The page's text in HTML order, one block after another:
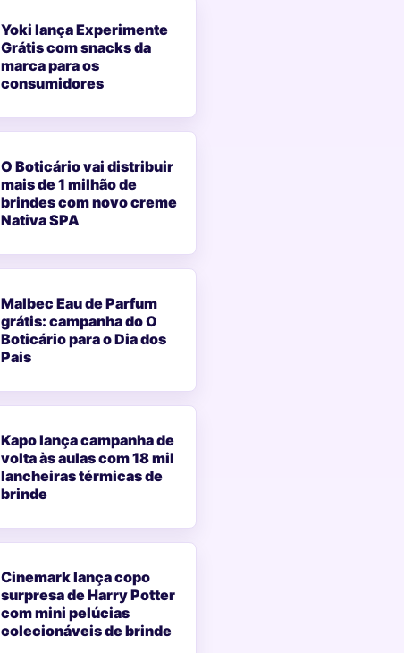
Yoki lança Experimente
Grátis com snacks da
marca para os
consumidores
O Boticário vai distribuir
mais de 1 milhão de
brindes com novo creme
Nativa SPA
Malbec Eau de Parfum
grátis: campanha do O
Boticário para o Dia dos
Pais
Kapo lança campanha de
volta às aulas com 18 mil
lancheiras térmicas de
brinde
Cinemark lança copo
surpresa de Harry Potter
com mini pelúcias
colecionáveis de brinde